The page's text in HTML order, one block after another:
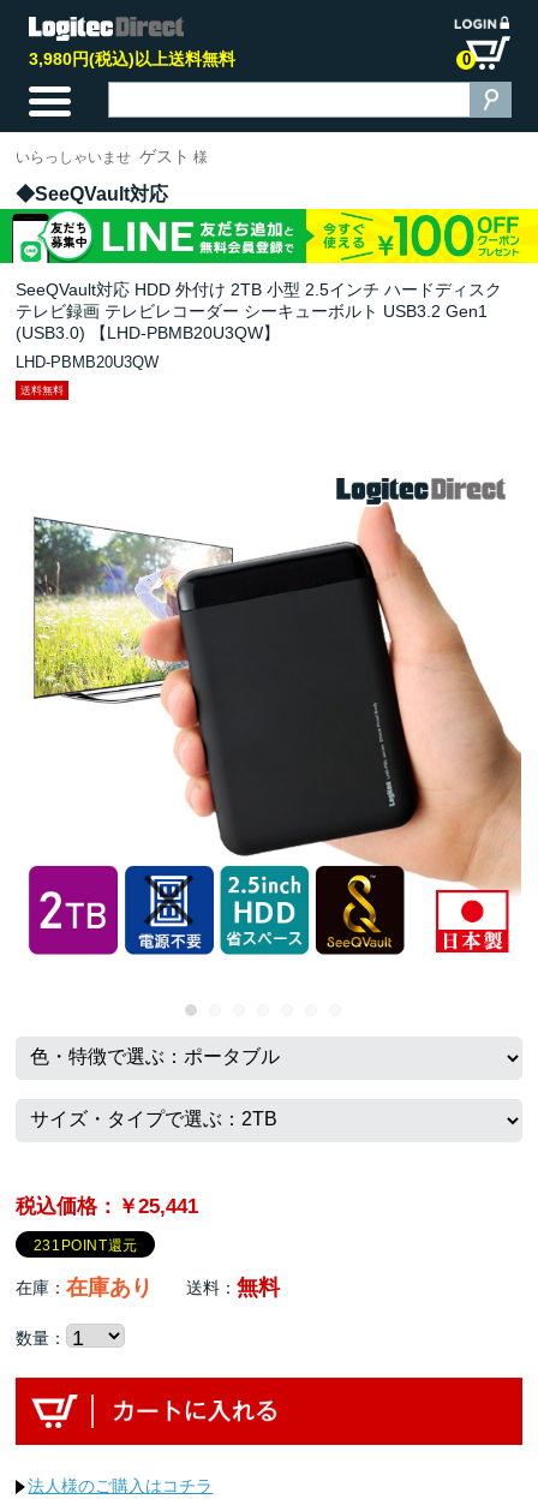
3,980円(税込)以上送料無料 0
いらっしゃいませ ゲスト 様
SeeQVault対応
SeeQVault対応 HDD 外付け 2TB 小型 2.5インチ ハードディスク
テレビ録画 テレビレコーダー シーキューボルト USB3.2 Gen1
(USB3.0) 【LHD-PBMB20U3QW】
LHD-PBMB20U3QW
送料無料
税込価格：￥25,441
231POINT還元
在庫：在庫あり 送料：無料
数量：
法人様のご購入はコチラ